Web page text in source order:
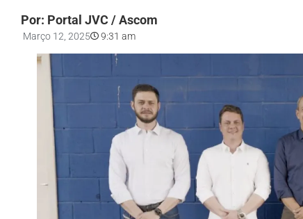
Por: Portal JVC / Ascom
Março 12, 2025 9:31 am